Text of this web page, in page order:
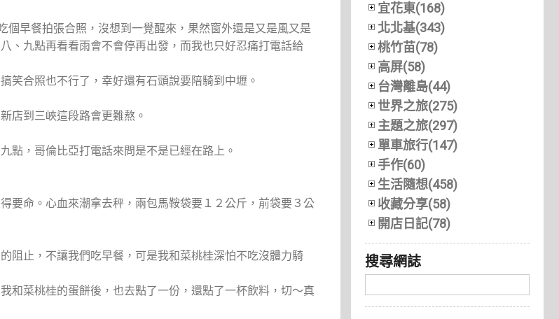
早餐拍張合照，沒想到一覺醒來，果然窗外還是又是風又是
、九點再看看雨會不會停再出發，而我也只好忍痛打電話給
笑合照也不行了，幸好還有石頭說要陪騎到中壢。
店到三峽這段路會更難熬。
點，哥倫比亞打電話來問是不是已經在路上。
要命。心血來潮拿去秤，兩包馬鞍袋要１２公斤，前袋要３公
阻止，不讓我們吃早餐，可是我和菜桃桂深怕不吃沒體力騎
和菜桃桂的蛋餅後，也去點了一份，還點了一杯飲料，切～真
宜花東(168)
北北基(343)
桃竹苗(78)
高屏(58)
台灣離島(44)
世界之旅(275)
主題之旅(297)
單車旅行(147)
手作(60)
生活隨想(458)
收藏分享(58)
開店日記(78)
搜尋網誌